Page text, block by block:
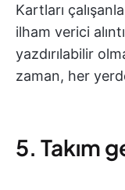
Kartları
ilham verici
yazdırılabilir
zaman, her
5. Takım